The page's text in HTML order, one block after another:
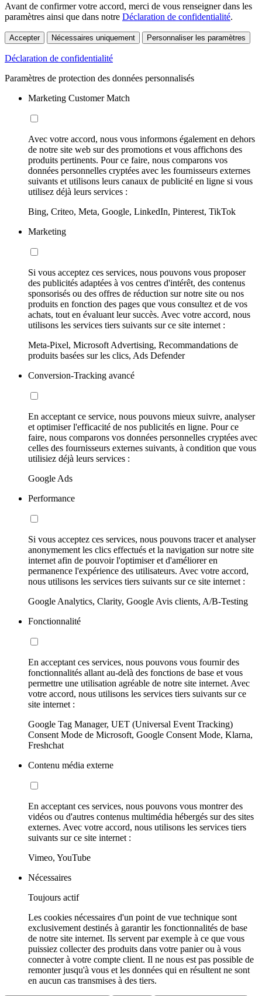
Avant de confirmer votre accord, merci de vous renseigner dans les
paramètres ainsi que dans notre Déclaration de confidentialité.
Accepter Nécessaires uniquement Personnaliser les paramètres
Déclaration de confidentialité
Paramètres de protection des données personnalisés
Marketing Customer Match
Avec votre accord, nous vous informons également en dehors
de notre site web sur des promotions et vous affichons des
produits pertinents. Pour ce faire, nous comparons vos
données personnelles cryptées avec les fournisseurs externes
suivants et utilisons leurs canaux de publicité en ligne si vous
utilisez déjà leurs services :
Bing, Criteo, Meta, Google, LinkedIn, Pinterest, TikTok
Marketing
Si vous acceptez ces services, nous pouvons vous proposer
des publicités adaptées à vos centres d'intérêt, des contenus
sponsorisés ou des offres de réduction sur notre site ou nos
produits en fonction des pages que vous consultez et de vos
achats, tout en évaluant leur succès. Avec votre accord, nous
utilisons les services tiers suivants sur ce site internet :
Meta-Pixel, Microsoft Advertising, Recommandations de
produits basées sur les clics, Ads Defender
Conversion-Tracking avancé
En acceptant ce service, nous pouvons mieux suivre, analyser
et optimiser l'efficacité de nos publicités en ligne. Pour ce
faire, nous comparons vos données personnelles cryptées avec
celles des fournisseurs externes suivants, à condition que vous
utilisiez déjà leurs services :
Google Ads
Performance
Si vous acceptez ces services, nous pouvons tracer et analyser
anonymement les clics effectués et la navigation sur notre site
internet afin de pouvoir l'optimiser et d'améliorer en
permanence l'expérience des utilisateurs. Avec votre accord,
nous utilisons les services tiers suivants sur ce site internet :
Google Analytics, Clarity, Google Avis clients, A/B-Testing
Fonctionnalité
En acceptant ces services, nous pouvons vous fournir des
fonctionnalités allant au-delà des fonctions de base et vous
permettre une utilisation agréable de notre site internet. Avec
votre accord, nous utilisons les services tiers suivants sur ce
site internet :
Google Tag Manager, UET (Universal Event Tracking)
Consent Mode de Microsoft, Google Consent Mode, Klarna,
Freshchat
Contenu média externe
En acceptant ces services, nous pouvons vous montrer des
vidéos ou d'autres contenus multimédia hébergés sur des sites
externes. Avec votre accord, nous utilisons les services tiers
suivants sur ce site internet :
Vimeo, YouTube
Nécessaires
Toujours actif
Les cookies nécessaires d'un point de vue technique sont
exclusivement destinés à garantir les fonctionnalités de base
de notre site internet. Ils servent par exemple à ce que vous
puissiez collecter des produits dans votre panier ou à vous
connecter à votre compte client. Il ne nous est pas possible de
remonter jusqu'à vous et les données qui en résultent ne sont
en aucun cas transmises à des tiers.